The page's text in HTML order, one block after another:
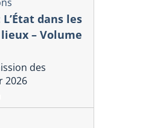
dans les
– Volume
des
2026